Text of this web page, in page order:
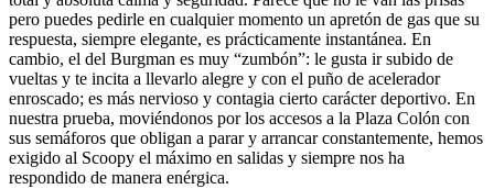
pero puedes pedirle en cualquier momento un apretón de gas que su
respuesta, siempre elegante, es prácticamente instantánea. En
cambio, el del Burgman es muy “zumbón”: le gusta ir subido de
vueltas y te incita a llevarlo alegre y con el puño de acelerador
enroscado; es más nervioso y contagia cierto carácter deportivo. En
nuestra prueba, moviéndonos por los accesos a la Plaza Colón con
sus semáforos que obligan a parar y arrancar constantemente, hemos
exigido al Scoopy el máximo en salidas y siempre nos ha
respondido de manera enérgica.